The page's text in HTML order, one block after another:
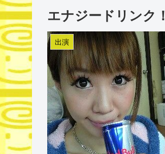
エナジードリンク！
出演